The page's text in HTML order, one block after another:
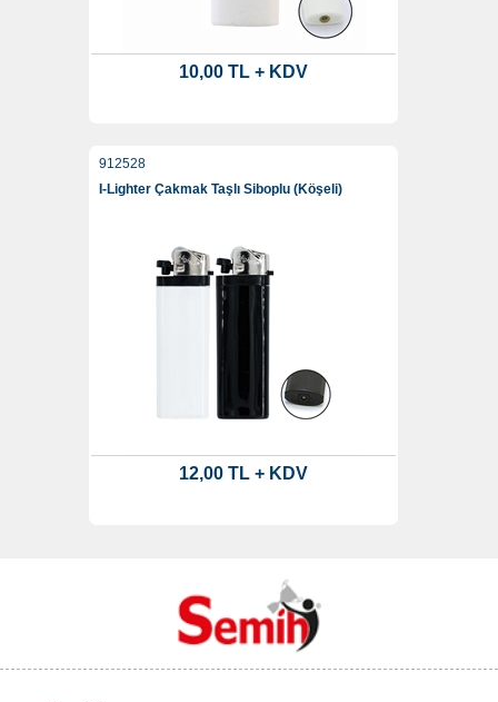
10,00 TL + KDV
912528
I-Lighter Çakmak Taşlı Siboplu (Köşeli)
12,00 TL + KDV